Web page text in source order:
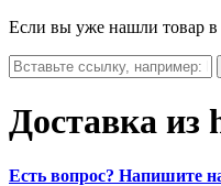
Если вы уже нашли товар в
Доставка из
Есть вопрос? Напишите